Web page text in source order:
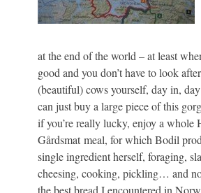
at the end of the world – at least
good and you don’t have to look
(beautiful) cows yourself, day in,
can just buy a large piece of this
if you’re really lucky, enjoy a whole
Gårdsmat meal, for which Bodil
single ingredient herself, foraging,
cheesing, cooking, pickling… and
the best bread I encountered in